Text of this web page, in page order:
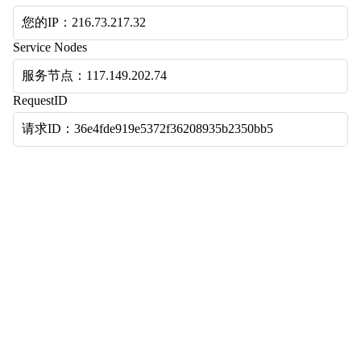
您的IP：216.73.217.32
Service Nodes
服务节点：117.149.202.74
RequestID
请求ID：36e4fde919e5372f36208935b2350bb5